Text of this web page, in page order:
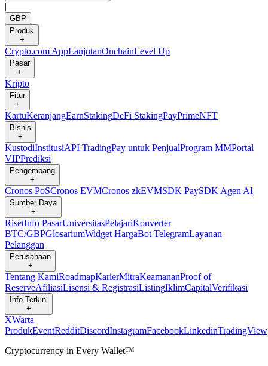
|
GBP
Produk
+
Crypto.com AppLanjutanOnchainLevel Up
Pasar
+
Kripto
Fitur
+
KartuKeranjangEarnStakingDeFi StakingPayPrimeNFT
Bisnis
+
KustodiInstitusiAPI TradingPay untuk PenjualProgram MMPortal
VIPPrediksi
Pengembang
+
Cronos PoSCronos EVMCronos zkEVMSDK PaySDK Agen AI
Sumber Daya
+
RisetInfo PasarUniversitasPelajariKonverter
BTC/GBPGlosariumWidget HargaBot TelegramLayanan
Pelanggan
Perusahaan
+
Tentang KamiRoadmapKarierMitraKeamananProof of
ReserveAfiliasiLisensi & RegistrasiListingIklimCapitalVerifikasi
Info Terkini
+
XWarta
ProdukEventRedditDiscordInstagramFacebookLinkedinTradingView
Cryptocurrency in Every Wallet™